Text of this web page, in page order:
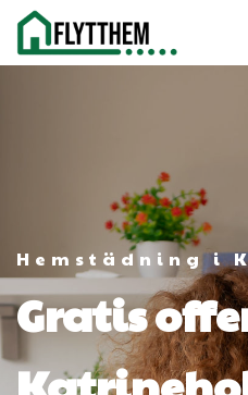
Hemstädning i
Gratis